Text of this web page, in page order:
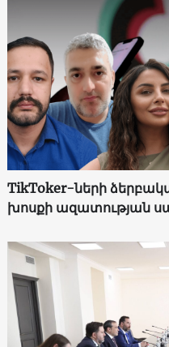
TikToker-ների
խոսքի ազատության